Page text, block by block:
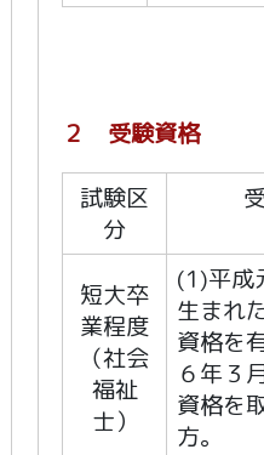
２ 受験資格
試験区
分
短大卒
業程度
（社会
福祉
士）
(1)平成
生まれ
資格を
６年３
資格を
方。